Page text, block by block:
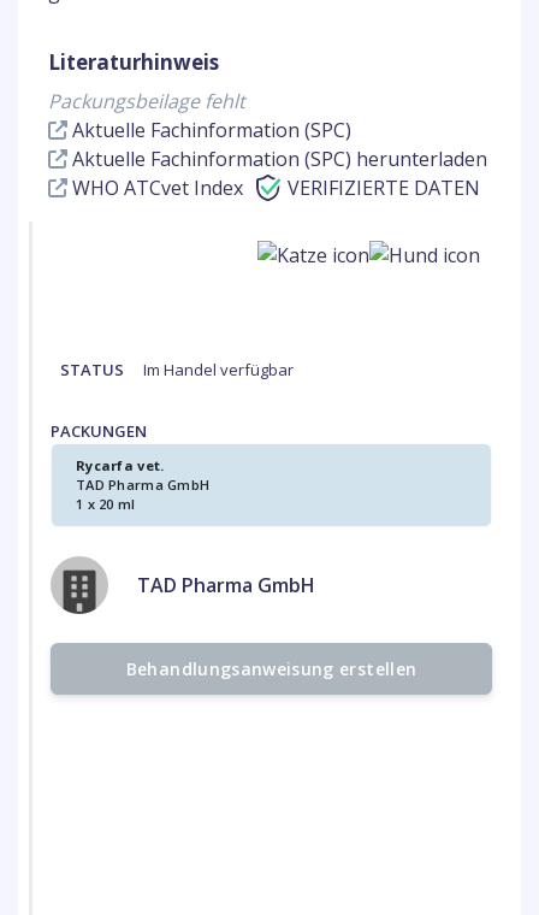
Literaturhinweis
Packungsbeilage fehlt
Aktuelle Fachinformation (SPC)
Aktuelle Fachinformation (SPC) herunterladen
WHO ATCvet Index
VERIFIZIERTE DATEN
STATUS Im Handel verfügbar
PACKUNGEN
Rycarfa vet.
TAD Pharma GmbH
1 x 20 ml
TAD Pharma GmbH
Behandlungsanweisung erstellen